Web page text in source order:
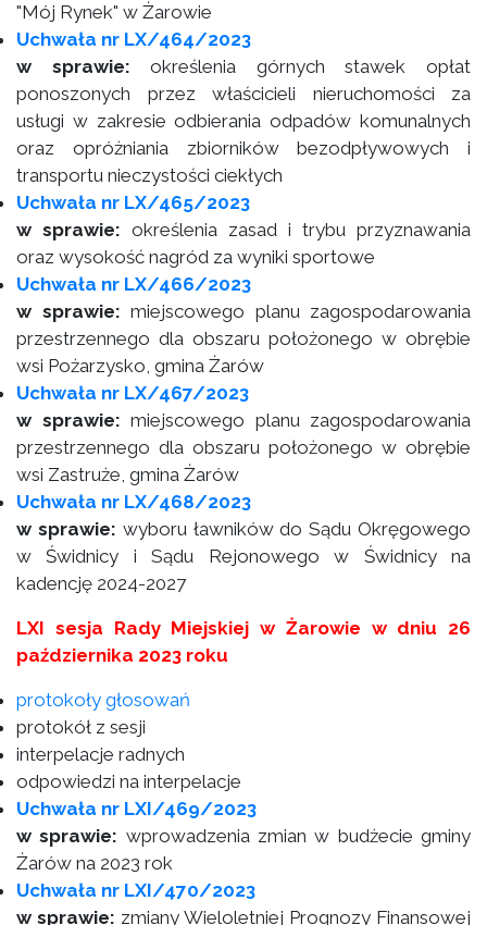
"Mój Rynek" w Żarowie
Uchwała nr LX/464/2023
w sprawie: określenia górnych stawek opłat
ponoszonych przez właścicieli nieruchomości za
usługi w zakresie odbierania odpadów komunalnych
oraz opróżniania zbiorników bezodpływowych i
transportu nieczystości ciekłych
Uchwała nr LX/465/2023
w sprawie: określenia zasad i trybu przyznawania
oraz wysokość nagród za wyniki sportowe
Uchwała nr LX/466/2023
w sprawie: miejscowego planu zagospodarowania
przestrzennego dla obszaru położonego w obrębie
wsi Pożarzysko, gmina Żarów
Uchwała nr LX/467/2023
w sprawie: miejscowego planu zagospodarowania
przestrzennego dla obszaru położonego w obrębie
wsi Zastruże, gmina Żarów
Uchwała nr LX/468/2023
w sprawie: wyboru ławników do Sądu Okręgowego
w Świdnicy i Sądu Rejonowego w Świdnicy na
kadencję 2024-2027
LXI sesja Rady Miejskiej w Żarowie w dniu 26
października 2023 roku
protokoły głosowań
protokół z sesji
interpelacje radnych
odpowiedzi na interpelacje
Uchwała nr LXI/469/2023
w sprawie: wprowadzenia zmian w budżecie gminy
Żarów na 2023 rok
Uchwała nr LXI/470/2023
w sprawie: zmiany Wieloletniej Prognozy Finansowej